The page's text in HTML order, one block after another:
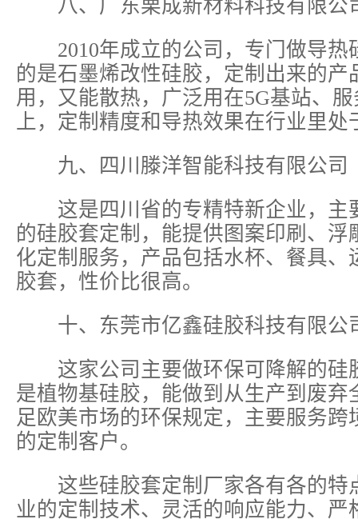
八、广东栗成新材料科技有限公
2010年成立的公司，专门做导热
的是石墨烯改性硅胶，定制出来的产
用，又能散热，广泛用在5G基站、
上，定制精度和导热效果在行业里处
九、四川滕洋智能科技有限公司
这是四川省的专精特新企业，主
的硅胶套定制，能提供图案印刷、浮
化定制服务，产品包括水杯、餐具、
胶套，性价比很高。
十、东莞市亿鑫硅胶科技有限公
这家公司主要做环保可降解的硅
是植物基硅胶，能做到从生产到废弃
足欧美市场的环保规定，主要服务跨
的定制客户。
这些硅胶套定制厂家各有各的特
业的定制技术、灵活的响应能力、严